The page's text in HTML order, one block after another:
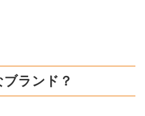
ランド？